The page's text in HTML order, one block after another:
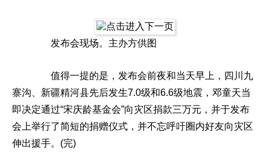
发布会现场。主办方供图
值得一提的是，发布会前夜和当天早上，四川九
寨沟、新疆精河县先后发生7.0级和6.6级地震，邓童天当
即决定通过“宋庆龄基金会”向灾区捐款三万元，并于发布
会上举行了简短的捐赠仪式，并不忘呼吁圈内好友向灾区
伸出援手。(完)